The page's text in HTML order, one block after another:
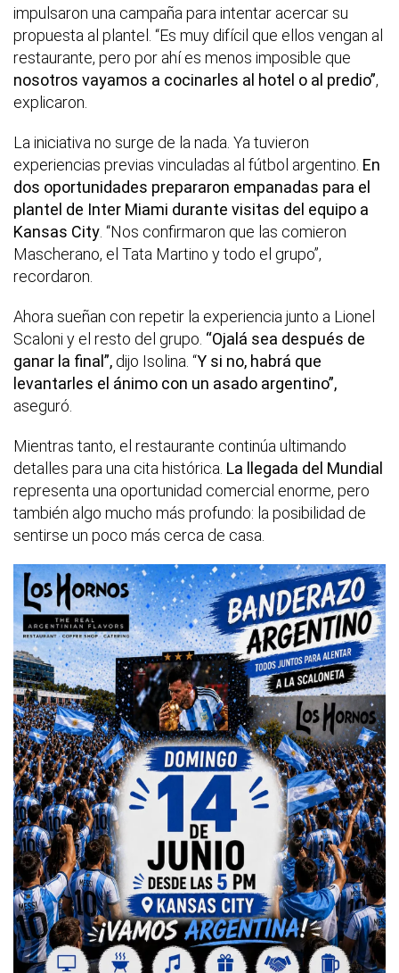
impulsaron una campaña para intentar acercar su
propuesta al plantel. “Es muy difícil que ellos vengan al
restaurante, pero por ahí es menos imposible que
nosotros vayamos a cocinarles al hotel o al predio”,
explicaron.
La iniciativa no surge de la nada. Ya tuvieron
experiencias previas vinculadas al fútbol argentino. En
dos oportunidades prepararon empanadas para el
plantel de Inter Miami durante visitas del equipo a
Kansas City. “Nos confirmaron que las comieron
Mascherano, el Tata Martino y todo el grupo”,
recordaron.
Ahora sueñan con repetir la experiencia junto a Lionel
Scaloni y el resto del grupo. “Ojalá sea después de
ganar la final”, dijo Isolina. “Y si no, habrá que
levantarles el ánimo con un asado argentino”,
aseguró.
Mientras tanto, el restaurante continúa ultimando
detalles para una cita histórica. La llegada del Mundial
representa una oportunidad comercial enorme, pero
también algo mucho más profundo: la posibilidad de
sentirse un poco más cerca de casa.